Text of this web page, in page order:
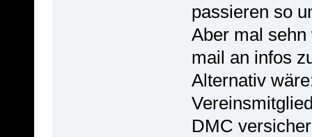
passieren so
Aber mal sehn
mail an infos
Alternativ
DMC